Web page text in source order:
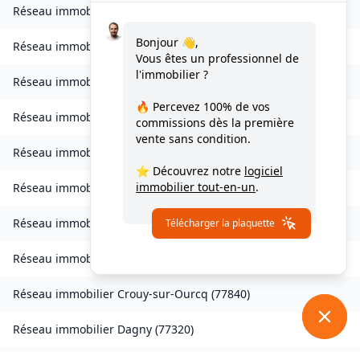
Réseau immobilier
Réseau immobilier Charny(77410)
Réseau immobilier Chessy(77700)
Réseau immobilier Combs-la-Ville(77380)
Réseau immobilier
Réseau immobilier Condé-Sainte-Libiaire(77450
Réseau immobilier Coupvray(77700)
Réseau immobilier
Réseau immobilier Crouy-sur-Ourcq (77840)
Réseau immobilier Dagny (77320)
Bonjour 👋,
Vous êtes un professionnel de
l'immobilier ?
🔥 Percevez 100% de vos
commissions dès la première
vente sans condition.
⭐ Découvrez notre logiciel
immobilier tout-en-un.
Télécharger la plaquette